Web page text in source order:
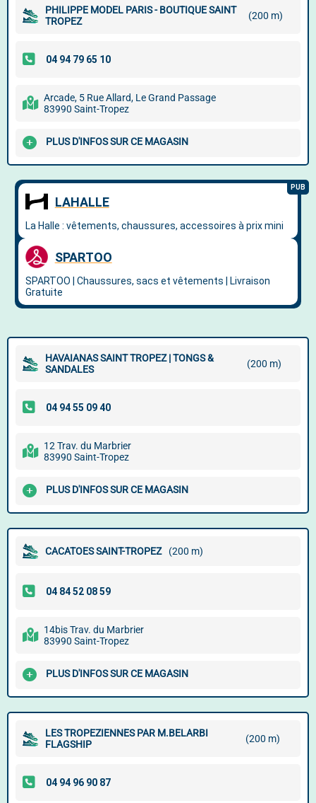
PHILIPPE MODEL PARIS - BOUTIQUE SAINT
TROPEZ
(200 m)
Arcade, 5 Rue Allard, Le Grand Passage
83990 Saint-Tropez
PLUS D'INFOS SUR CE MAGASIN
HAVAIANAS SAINT TROPEZ | TONGS &
SANDALES
(200 m)
12 Trav. du Marbrier
83990 Saint-Tropez
PLUS D'INFOS SUR CE MAGASIN
CACATOES SAINT-TROPEZ (200 m)
14bis Trav. du Marbrier
83990 Saint-Tropez
PLUS D'INFOS SUR CE MAGASIN
LES TROPEZIENNES PAR M.BELARBI
FLAGSHIP
(200 m)